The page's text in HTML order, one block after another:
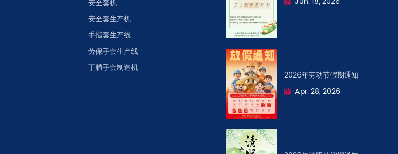
安全套机
安全套生产机
手指套生产线
劳保手套生产线
丁腈手套制造机
2026年劳动节假期通知
Apr. 28, 2026